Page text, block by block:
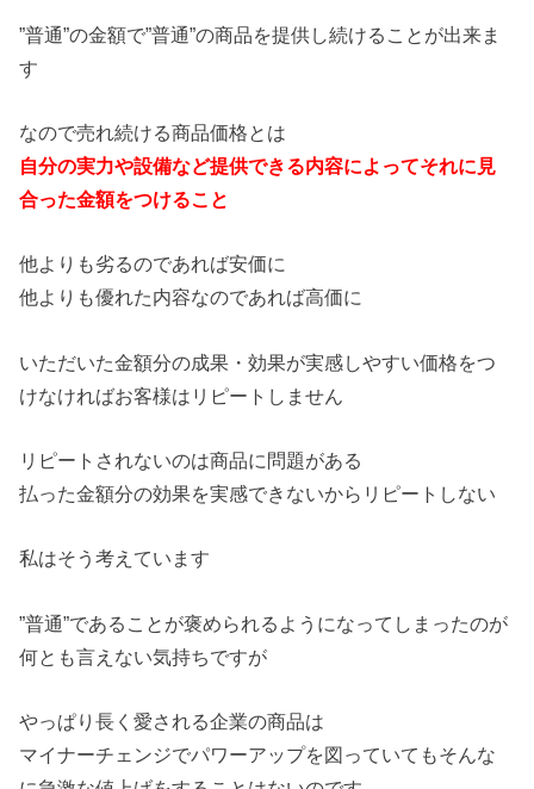
”普通”の金額で”普通”の商品を提供し続けることが出来ま
す
なので売れ続ける商品価格とは
自分の実力や設備など提供できる内容によってそれに見
合った金額をつけること
他よりも劣るのであれば安価に
他よりも優れた内容なのであれば高価に
いただいた金額分の成果・効果が実感しやすい価格をつ
けなければお客様はリピートしません
リピートされないのは商品に問題がある
払った金額分の効果を実感できないからリピートしない
私はそう考えています
”普通”であることが褒められるようになってしまったのが
何とも言えない気持ちですが
やっぱり長く愛される企業の商品は
マイナーチェンジでパワーアップを図っていてもそんな